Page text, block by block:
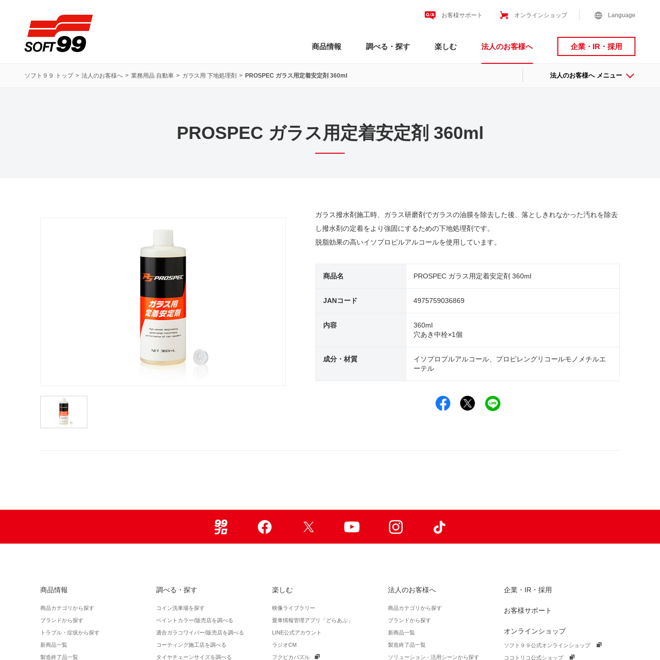
お客様サポート オンラインショップ Language
商品情報 調べる・探す 楽しむ 法人のお客様へ 企業・IR・採用
ソフト９９ トップ 法人のお客様へ 業務用品 自動車 ガラス用 下地処理剤 PROSPEC ガラス用定着安定剤 360ml 法人のお客様へ メニュー
PROSPEC ガラス用定着安定剤 360ml
ガラス撥水剤施工時、ガラス研磨剤でガラスの油膜を除去した後、落としきれなかった汚れを除去
し撥水剤の定着をより強固にするための下地処理剤です。
脱脂効果の高いイソプロピルアルコールを使用しています。
商品名 PROSPEC ガラス用定着安定剤 360ml
JANコード 4975759036869
内容
360ml
穴あき中栓×1個
成分・材質
イソプロプルアルコール、プロピレングリコールモノメチルエ
ーテル
Facebookでシェア
XでシェアLINEでシェア
商品情報
商品カテゴリから探す
ブランドから探す
トラブル・症状から探す
新商品一覧
製造終了品一覧
調べる・探す
コイン洗車場を探す
ペイントカラー/販売店を調べる
適合ガラコワイパー/販売店を調べる
コーティング施工店を調べる
タイヤチェーンサイズを調べる
楽しむ
映像ライブラリー
愛車情報管理アプリ「どらあぷ」
LINE公式アカウント
ラジオCM
フクピカパズル
法人のお客様へ
商品カテゴリから探す
ブランドから探す
新商品一覧
製造終了品一覧
ソリューション - 活用シーンから探す
企業・IR・採用
お客様サポート
オンラインショップ
ソフト９９公式オンラインショップ
ココトリコ公式ショップ